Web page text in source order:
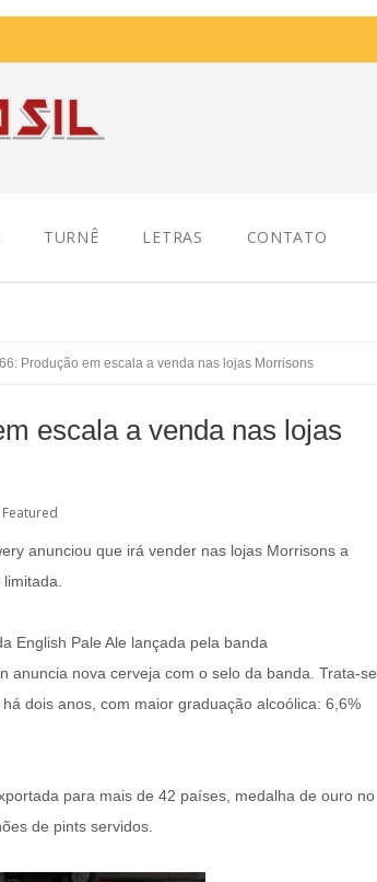
TURNÊ LETRAS CONTATO
Produção em escala a venda nas lojas Morrisons
escala a venda nas lojas
Featured
anunciou que irá vender nas lojas Morrisons a
English Pale Ale lançada pela banda
anuncia nova cerveja com o selo da banda. Trata-se
dois anos, com maior graduação alcoólica: 6,6%
para mais de 42 países, medalha de ouro no
de pints servidos.